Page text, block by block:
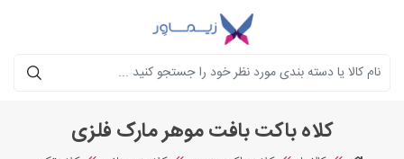
جستجو
کلاه باکت بافت موهر مارک فلزی